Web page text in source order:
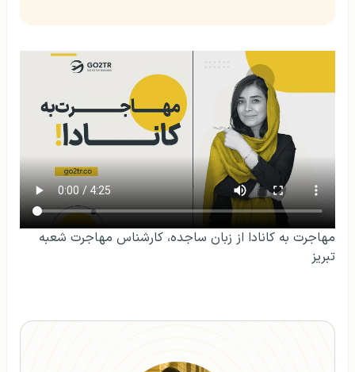
مهاجرت به کانادا از زبان ساجده، کارشناس مهاجرت شعبه
تبریز